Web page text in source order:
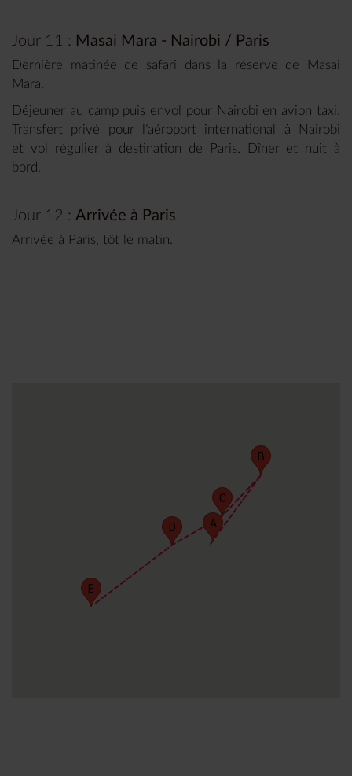
Jour 11 : Masai Mara - Nairobi / Paris
Dernière matinée de safari dans la réserve de Masai
Mara.
Déjeuner au camp puis envol pour Nairobi en avion taxi.
Transfert privé pour l’aéroport international à Nairobi
et vol régulier à destination de Paris. Dîner et nuit à
bord.
Jour 12 : Arrivée à Paris
Arrivée à Paris, tôt le matin.
A
B
C
D
E